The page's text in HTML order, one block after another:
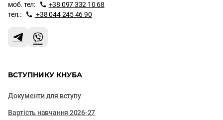
моб. тел:
+38 097 332 10 68
тел.:
+38 044 245 46 90
ВСТУПНИКУ КНУБА
Документи для вступу
Вартість навчання 2026-27